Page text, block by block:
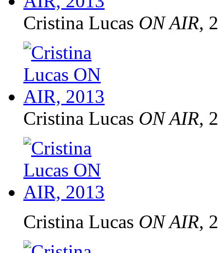
Cristina Lucas ON AIR,
Cristina Lucas ON AIR,
Cristina Lucas ON AIR,